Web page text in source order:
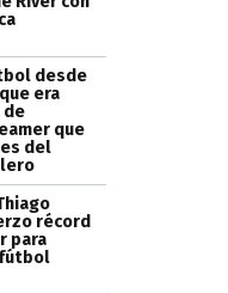
desde
era
de
que
del
récord
para